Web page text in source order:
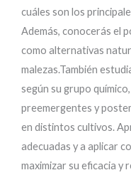
cuáles son los
Además, conocerás el
como alternativas
malezas.También
según su grupo
preemergentes y
en distintos cultivos.
adecuadas y a aplicar
maximizar su eficacia y